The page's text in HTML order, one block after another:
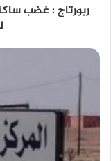
ربورتاج : غضب